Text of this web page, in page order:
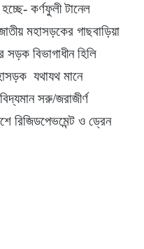
কর্ণফুলী টানেল
মহাসড়কের গাছবাড়িয়া
বিভাগাধীন হিলি
যথাযথ মানে
সরু/জরাজীর্ণ
রিজিডপেভমেন্ট ও ড্রেন